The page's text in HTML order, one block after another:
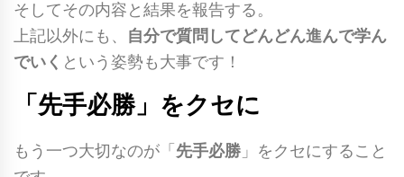
そしてその内容と結果を報告する。
上記以外にも、 自分で質問してどんどん進んで学ん
でいく という姿勢も大事です！
「先手必勝」をクセに
もう一つ大切なのが「先手必勝 」をクセにすること